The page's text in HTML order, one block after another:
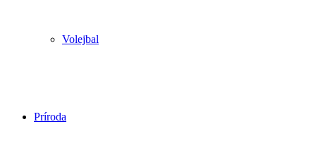
Volejbal
Príroda